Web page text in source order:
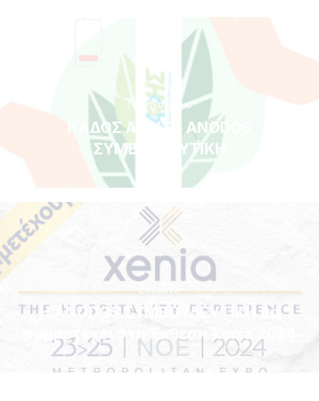
Προηγούμενο
ΚΑΔΟΣ ΑΦΗΣ – ANODOS
ΣΥΜΒΟΥΛΕΥΤΙΚΗ
Επόμενο
Η ANODOS ΣΥΜΒΟΥΛΕΥΤΙΚΗ θα
συμμετέχει στη Έκθεση Xenia 2024